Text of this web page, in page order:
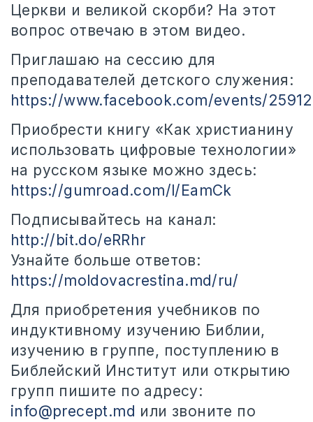
Церкви и великой скорби? На этот
вопрос отвечаю в этом видео.
Приглашаю на сессию для
преподавателей детского служения:
https://www.facebook.com/events/
Приобрести книгу «Как христианину
использовать цифровые технологии»
на русском языке можно здесь:
https://gumroad.com/l/EamCk
Подписывайтесь на канал:
http://bit.do/eRRhr
Узнайте больше ответов:
https://moldovacrestina.md/ru/
Для приобретения учебников по
индуктивному изучению Библии,
изучению в группе, поступлению в
Библейский Институт или открытию
групп пишите по адресу:
info@precept.md или звоните по